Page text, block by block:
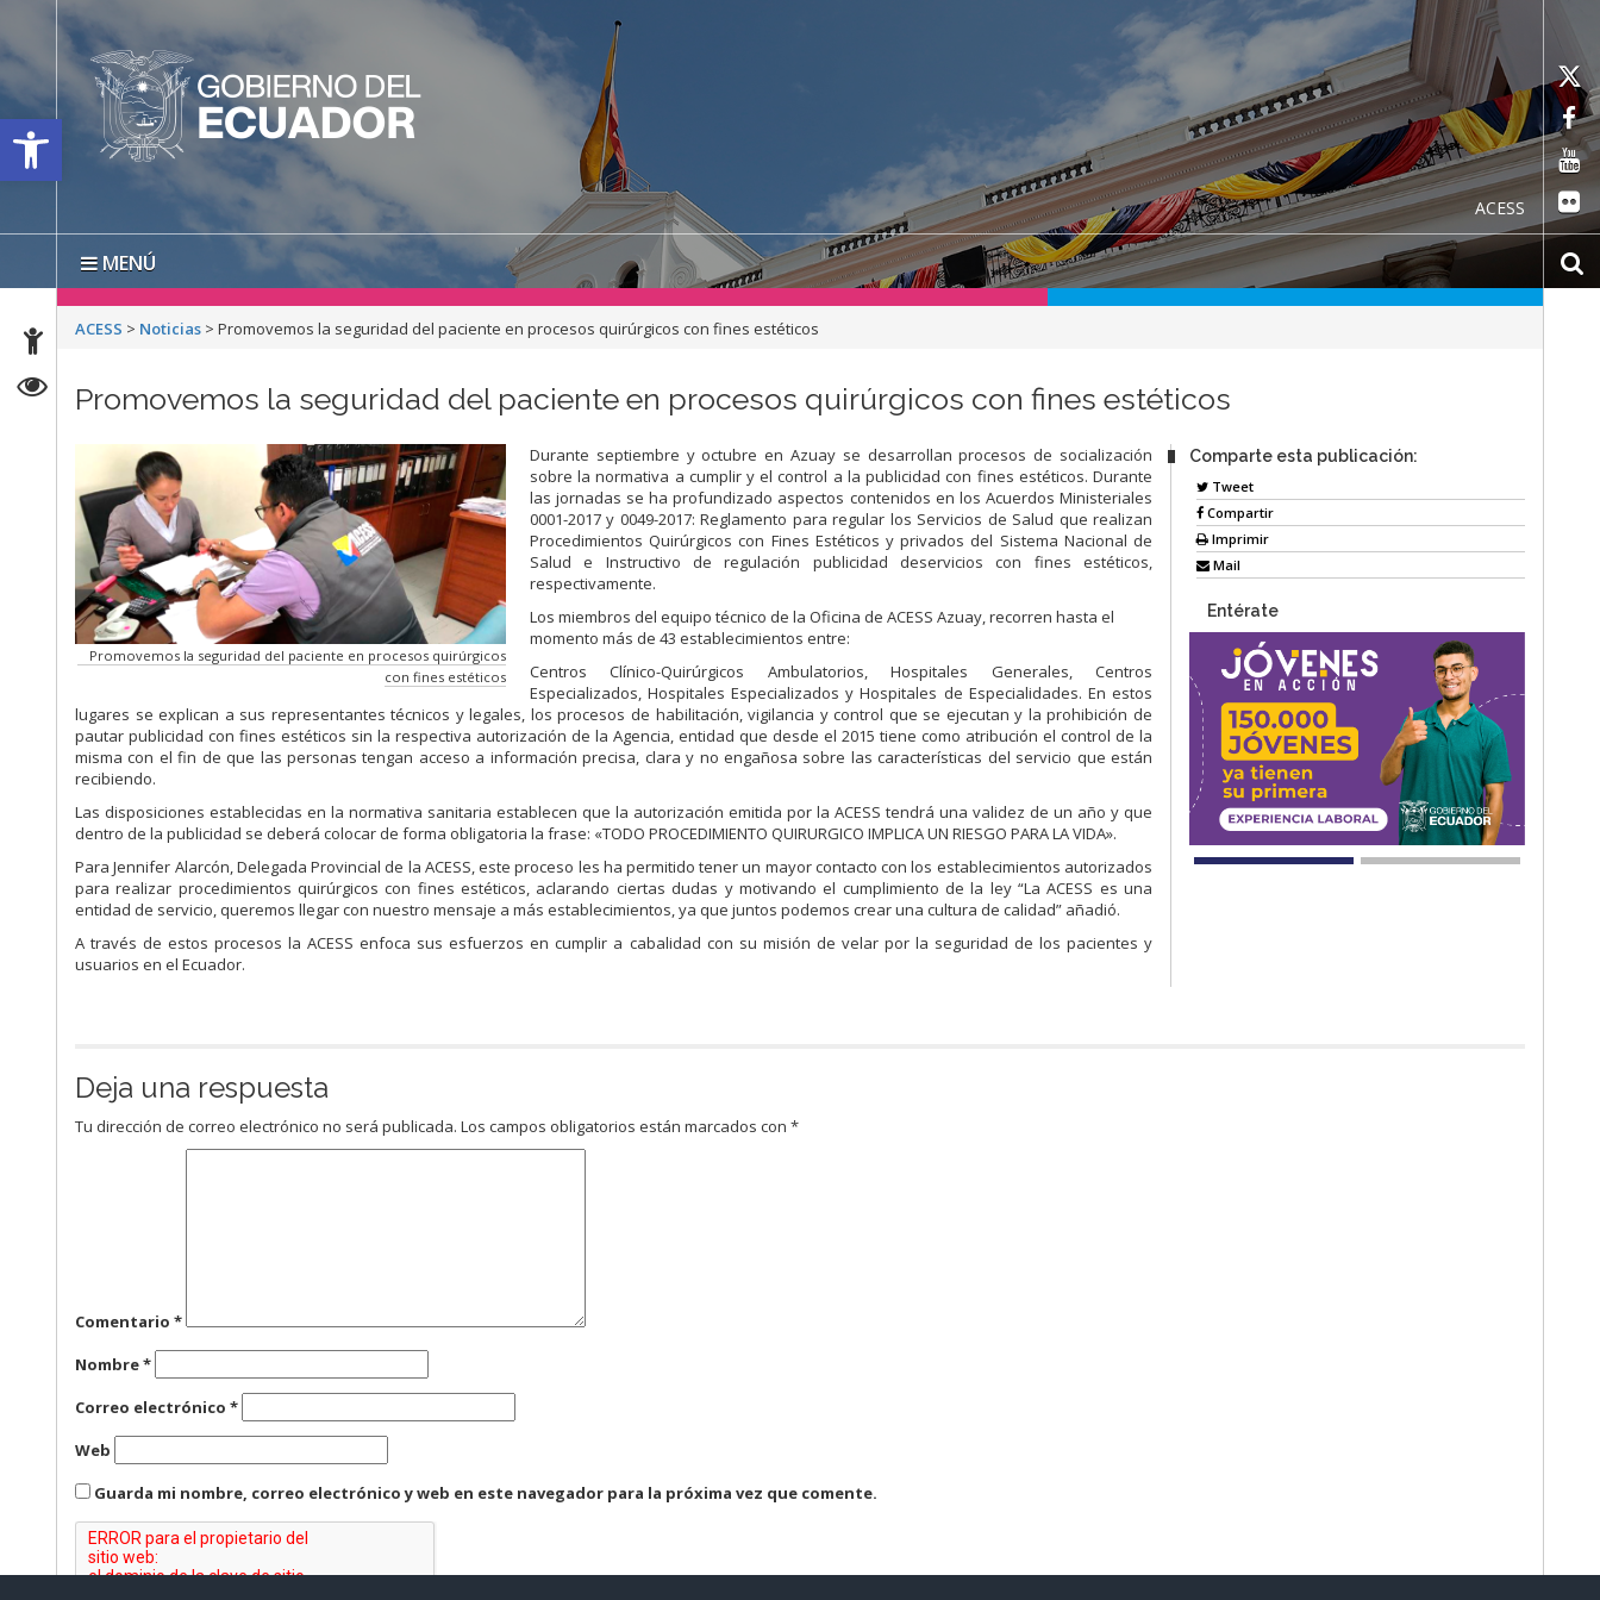
Open toolbar
ACESS
MENÚ
ACESS > Noticias >Promovemos la seguridad del paciente en procesos quirúrgicos con fines estéticos
Promovemos la seguridad del paciente en procesos quirúrgicos con fines estéticos
Promovemos la seguridad del paciente en procesos quirúrgicos
con fines estéticos
Durante septiembre y octubre en Azuay se desarrollan procesos de socialización
sobre la normativa a cumplir y el control a la publicidad con fines estéticos. Durante
las jornadas se ha profundizado aspectos contenidos en los Acuerdos Ministeriales
0001-2017 y 0049-2017: Reglamento para regular los Servicios de Salud que realizan
Procedimientos Quirúrgicos con Fines Estéticos y privados del Sistema Nacional de
Salud e Instructivo de regulación publicidad deservicios con fines estéticos,
respectivamente.
Los miembros del equipo técnico de la Oficina de ACESS Azuay, recorren hasta el
momento más de 43 establecimientos entre:
Centros Clínico-Quirúrgicos Ambulatorios, Hospitales Generales, Centros
Especializados, Hospitales Especializados y Hospitales de Especialidades. En estos
lugares se explican a sus representantes técnicos y legales, los procesos de habilitación, vigilancia y control que se ejecutan y la prohibición de
pautar publicidad con fines estéticos sin la respectiva autorización de la Agencia, entidad que desde el 2015 tiene como atribución el control de la
misma con el fin de que las personas tengan acceso a información precisa, clara y no engañosa sobre las características del servicio que están
recibiendo.
Las disposiciones establecidas en la normativa sanitaria establecen que la autorización emitida por la ACESS tendrá una validez de un año y que
dentro de la publicidad se deberá colocar de forma obligatoria la frase: «TODO PROCEDIMIENTO QUIRURGICO IMPLICA UN RIESGO PARA LA VIDA».
Para Jennifer Alarcón, Delegada Provincial de la ACESS, este proceso les ha permitido tener un mayor contacto con los establecimientos autorizados
para realizar procedimientos quirúrgicos con fines estéticos, aclarando ciertas dudas y motivando el cumplimiento de la ley “La ACESS es una
entidad de servicio, queremos llegar con nuestro mensaje a más establecimientos, ya que juntos podemos crear una cultura de calidad” añadió.
A través de estos procesos la ACESS enfoca sus esfuerzos en cumplir a cabalidad con su misión de velar por la seguridad de los pacientes y
usuarios en el Ecuador.
Comparte esta publicación:
Tweet
Compartir
Imprimir
Mail
Entérate
Deja una respuesta
Tu dirección de correo electrónico no será publicada. Los campos obligatorios están marcados con*
Comentario*
Nombre*
Correo electrónico*
Web
Guarda mi nombre, correo electrónico y web en este navegador para la próxima vez que comente.